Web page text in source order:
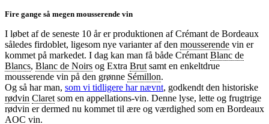
Fire gange så megen mousserende vin
I løbet af de seneste 10 år er produktionen af Crémant de Bordeaux
således firdoblet, ligesom nye varianter af den mousserende vin er
kommet på markedet. I dag kan man få både Crémant Blanc de
Blancs, Blanc de Noirs og Extra Brut samt en enkeltdrue
mousserende vin på den grønne Sémillon.
Og så har man, som vi tidligere har nævnt, godkendt den historiske
rødvin Claret som en appellations-vin. Denne lyse, lette og frugtrige
rødvin er dermed nu kommet til ære og værdighed som en Bordeaux
AOC vin.